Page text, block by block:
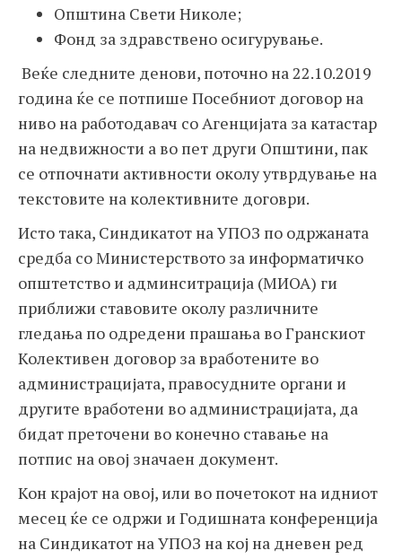
Општина Свети Николе;
Фонд за здравствено осигурување.
Веќе следните денови, поточно на 22.10.2019
година ќе се потпише Посебниот договор на
ниво на работодавач со Агенцијата за катастар
на недвижности а во пет други Општини, пак
се отпочнати активности околу утврдување на
текстовите на колективните договри.
Исто така, Синдикатот на УПОЗ по одржаната
средба со Министерството за информатичко
општетство и админситрација (МИОА) ги
приближи ставовите околу различните
гледања по одредени прашања во Гранскиот
Колективен договор за вработените во
администрацијата, правосудните органи и
другите вработени во администрацијата, да
бидат преточени во конечно ставање на
потпис на овој значаен документ.
Кон крајот на овој, или во почетокот на идниот
месец ќе се одржи и Годишната конференција
на Синдикатот на УПОЗ на кој на дневен ред